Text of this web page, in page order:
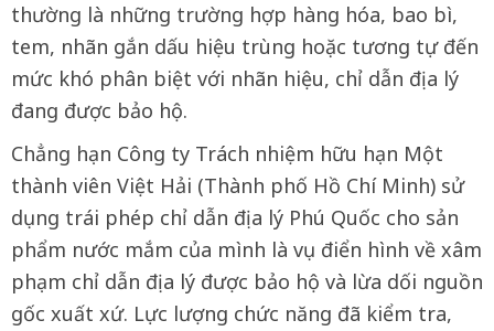
thường là những trường hợp hàng hóa, bao bì,
tem, nhãn gắn dấu hiệu trùng hoặc tương tự đến
mức khó phân biệt với nhãn hiệu, chỉ dẫn địa lý
đang được bảo hộ.
Chẳng hạn Công ty Trách nhiệm hữu hạn Một
thành viên Việt Hải (Thành phố Hồ Chí Minh) sử
dụng trái phép chỉ dẫn địa lý Phú Quốc cho sản
phẩm nước mắm của mình là vụ điển hình về xâm
phạm chỉ dẫn địa lý được bảo hộ và lừa dối nguồn
gốc xuất xứ. Lực lượng chức năng đã kiểm tra,